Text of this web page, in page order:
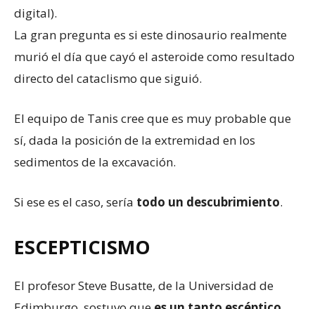
digital).
La gran pregunta es si este dinosaurio realmente
murió el día que cayó el asteroide como resultado
directo del cataclismo que siguió.
El equipo de Tanis cree que es muy probable que
sí, dada la posición de la extremidad en los
sedimentos de la excavación.
Si ese es el caso, sería todo un descubrimiento.
ESCEPTICISMO
El profesor Steve Busatte, de la Universidad de